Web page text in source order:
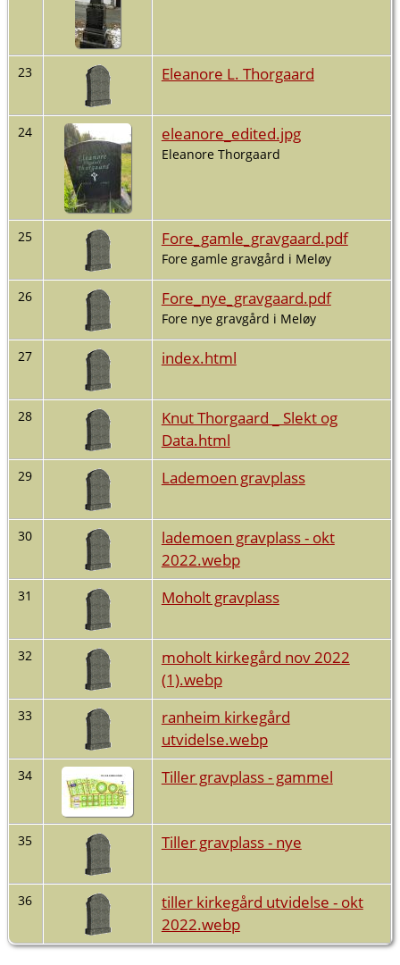
23 Eleanore L. Thorgaard
24 eleanore_edited.jpg
Eleanore Thorgaard
25 Fore_gamle_gravgaard.pdf
Fore gamle gravgård i Meløy
26 Fore_nye_gravgaard.pdf
Fore nye gravgård i Meløy
27 index.html
28
Knut Thorgaard _ Slekt og
Data.html
29 Lademoen gravplass
30
lademoen gravplass - okt
2022.webp
31 Moholt gravplass
32
moholt kirkegård nov 2022
(1).webp
33
ranheim kirkegård
utvidelse.webp
34 Tiller gravplass - gammel
35 Tiller gravplass - nye
36
tiller kirkegård utvidelse - okt
2022.webp